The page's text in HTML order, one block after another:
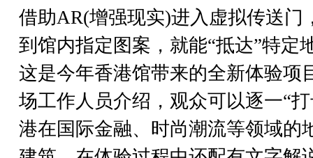
借助AR(增强现实)进入虚拟传送门
到馆内指定图案，就能“抵达”特定
这是今年香港馆带来的全新体验项
场工作人员介绍，观众可以逐一“
港在国际金融、时尚潮流等领域的